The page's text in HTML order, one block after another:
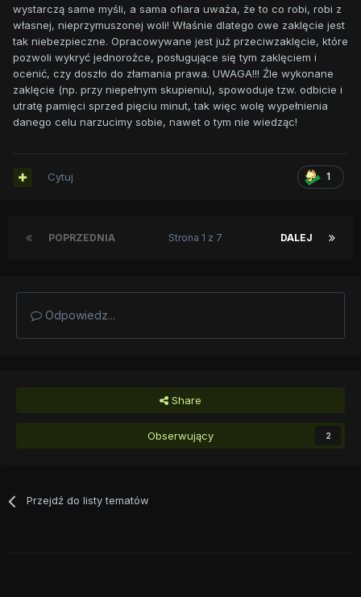
wystarczą same myśli, a sama ofiara uważa, że to co robi, robi z
własnej, nieprzymuszonej woli! Właśnie dlatego owe zaklęcie jest
tak niebezpieczne. Opracowywane jest już przeciwzaklęcie, które
pozwoli wykryć jednorożce, posługujące się tym zaklęciem i
ocenić, czy doszło do złamania prawa. UWAGA!!! Źle wykonane
zaklęcie (np. przy niepełnym skupieniu), spowoduje tzw. odbicie i
utratę pamięci sprzed pięciu minut, tak więc wolę wypełnienia
danego celu narzucimy sobie, nawet o tym nie wiedząc!
1
Cytuj
POPRZEDNIA DALEJ
Strona 1 z 7
Odpowiedz...
Share
Obserwujący 2
Przejdź do listy tematów